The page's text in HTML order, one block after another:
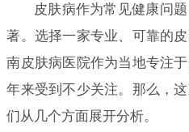
皮肤病作为常见健康问
著。选择一家专业、可靠的
南皮肤病医院作为当地专注
年来受到不少关注。那么，
们从几个方面展开分析。